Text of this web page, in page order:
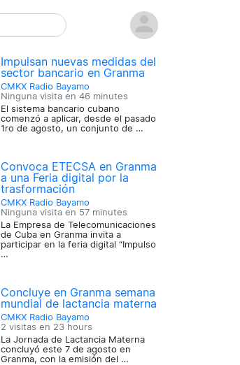
Impulsan nuevas medidas del
sector bancario en Granma
CMKX Radio Bayamo
Ninguna visita en 46 minutes
El sistema bancario cubano
comenzó a aplicar, desde el pasado
1ro de agosto, un conjunto de …
Convoca ETECSA en Granma
a una Feria digital por la
trasformación
CMKX Radio Bayamo
Ninguna visita en 57 minutes
La Empresa de Telecomunicaciones
de Cuba en Granma invita a
participar en la feria digital “Impulso
…
Concluye en Granma semana
mundial de lactancia materna
CMKX Radio Bayamo
2 visitas en 23 hours
La Jornada de Lactancia Materna
concluyó este 7 de agosto en
Granma, con la emisión del …